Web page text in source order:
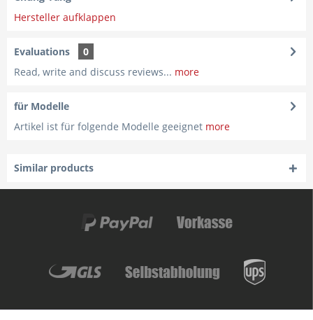
Hersteller aufklappen
Evaluations
0
Read, write and discuss reviews... more
für Modelle
Artikel ist für folgende Modelle geeignet more
Similar products